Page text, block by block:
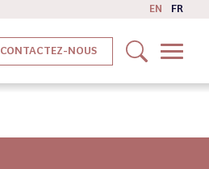
EN FR
CONTACTEZ-NOUS